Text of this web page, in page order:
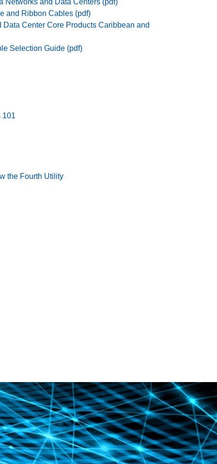
and Ribbon Cables (pdf)
Data Center Core Products Caribbean and
Selection Guide (pdf)
101
the Fourth Utility